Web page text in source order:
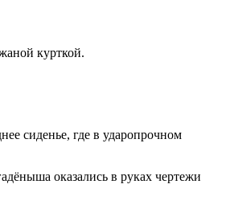
курткой.
сиденье, где в ударопрочном
оказались в руках чертежи